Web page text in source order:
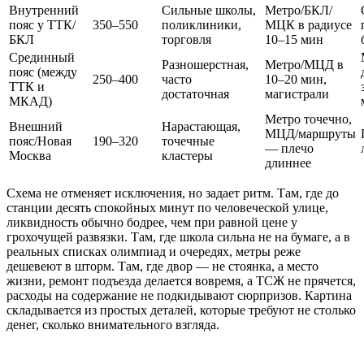
Внутренний
пояс у ТТК/
БКЛ
350–550
Сильные школы,
поликлиники,
торговля
Метро/БКЛ/
МЦК в радиусе
10–15 мин
Срединный
пояс (между
ТТК и
МКАД)
250–400
Разношерстная,
часто
достаточная
Метро/МЦД в
10–20 мин,
магистрали
Внешний
пояс/Новая
Москва
190–320
Нарастающая,
точечные
кластеры
Метро точечно,
МЦД/маршруты
— плечо
длиннее
Схема не отменяет исключения, но задает ритм. Там, где до
станции десять спокойных минут по человеческой улице,
ликвидность обычно бодрее, чем при равной цене у
грохочущей развязки. Там, где школа сильна не на бумаге, а в
реальных списках олимпиад и очередях, метры реже
дешевеют в шторм. Там, где двор — не стоянка, а место
жизни, ремонт подъезда делается вовремя, а ТСЖ не прячется,
расходы на содержание не подкидывают сюрпризов. Картина
складывается из простых деталей, которые требуют не столько
денег, сколько внимательного взгляда.